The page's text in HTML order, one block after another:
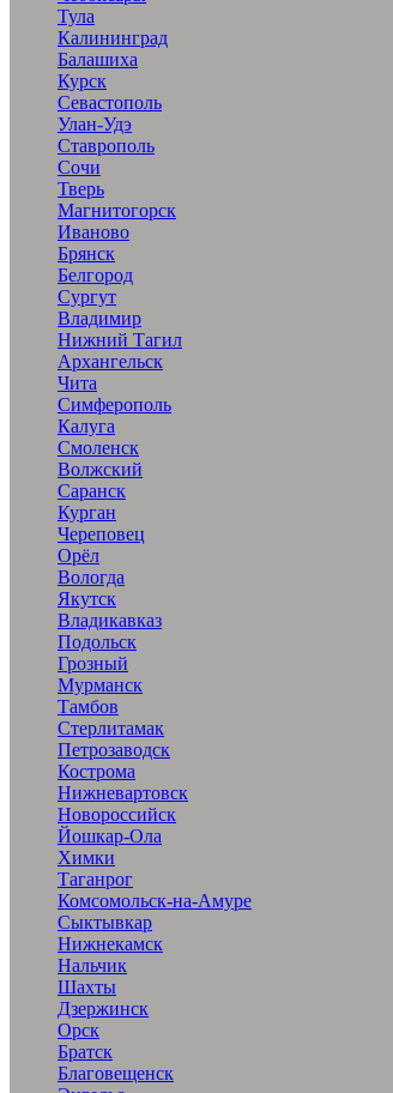
Тула
Калининград
Балашиха
Курск
Севастополь
Улан-Удэ
Ставрополь
Сочи
Тверь
Магнитогорск
Иваново
Брянск
Белгород
Сургут
Владимир
Нижний Тагил
Архангельск
Чита
Симферополь
Калуга
Смоленск
Волжский
Саранск
Курган
Череповец
Орёл
Вологда
Якутск
Владикавказ
Подольск
Грозный
Мурманск
Тамбов
Стерлитамак
Петрозаводск
Кострома
Нижневартовск
Новороссийск
Йошкар-Ола
Химки
Таганрог
Комсомольск-на-Амуре
Сыктывкар
Нижнекамск
Нальчик
Шахты
Дзержинск
Орск
Братск
Благовещенск